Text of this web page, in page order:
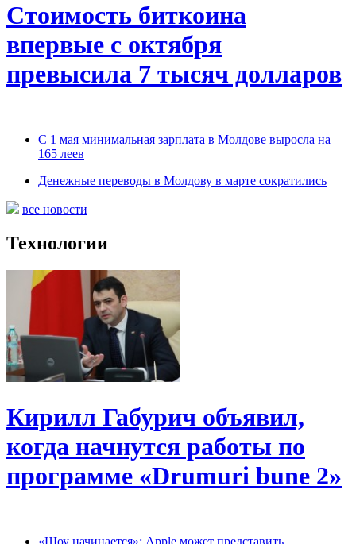
Стоимость биткоина
впервые с октября
превысила 7 тысяч долларов
С 1 мая минимальная зарплата в Молдове выросла на
165 леев
Денежные переводы в Молдову в марте сократились
все новости
Технологии
Кирилл Габурич объявил,
когда начнутся работы по
программе «Drumuri bune 2»